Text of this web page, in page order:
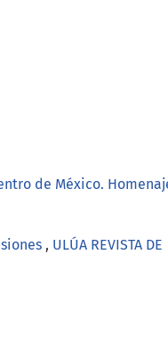
de México.
, ULÚA REVISTA DE